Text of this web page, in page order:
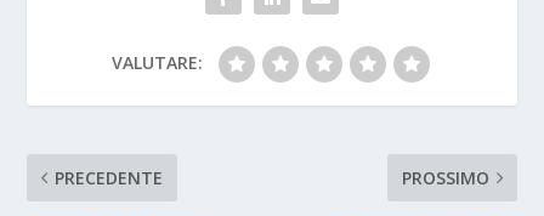
VALUTARE:
PRECEDENTE PROSSIMO